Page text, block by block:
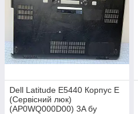
Dell Latitude E5440 Корпус E
(Сервісний люк)
(AP0WQ000D00) 3A бу